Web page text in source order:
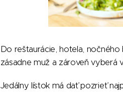
Do reštaurácie, hotela,
zásadne muž a zároveň vyberá
Jedálny lístok má dať pozrieť